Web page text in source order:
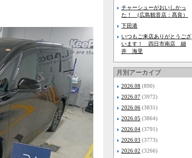
チャーシューがおいしかっ
た！ (広島観音店：髙良）
下田港
いつもご来店ありがとうござ
います！ 四日市南店 細
井 海里
月別アーカイブ
2026.08 (890)
2026.07 (3972)
2026.06 (3831)
2026.05 (3864)
2026.04 (3791)
2026.03 (3773)
2026.02 (3266)